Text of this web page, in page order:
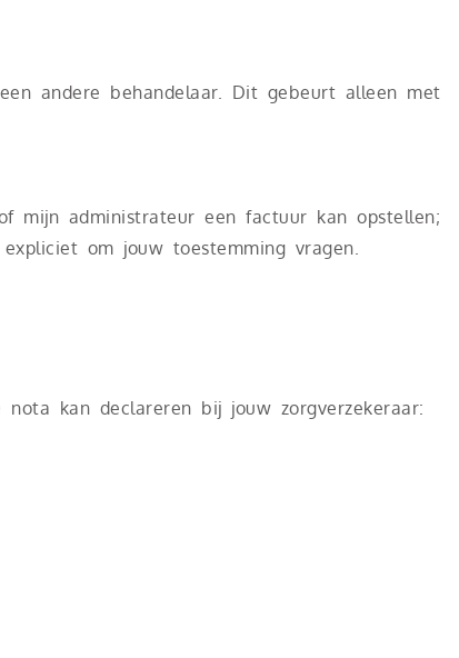
andere behandelaar. Dit gebeurt alleen met
mijn administrateur een factuur kan opstellen;
om jouw toestemming vragen.
kan declareren bij jouw zorgverzekeraar: